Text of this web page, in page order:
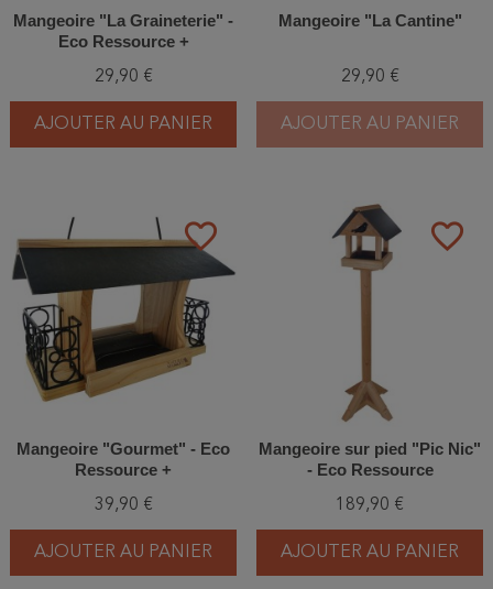
Mangeoire "La Graineterie" -
Eco Ressource +
29,90 €
AJOUTER AU PANIER
Mangeoire "La Cantine"
29,90 €
AJOUTER AU PANIER
favorite_border
Mangeoire "Gourmet" - Eco
Ressource +
39,90 €
AJOUTER AU PANIER
favorite_border
Mangeoire sur pied "Pic Nic"
- Eco Ressource
189,90 €
AJOUTER AU PANIER